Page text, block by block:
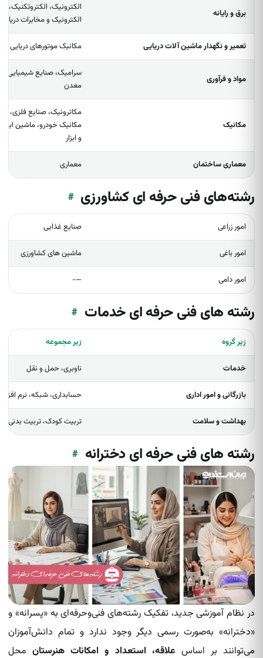
برق و رایانه
الکترونیک، الکتروتکنیک،
الکترونیک و مخابرات
تعمیر و نگهدار ماشین آلات دریایی مکانیک موتورهای دریایی
مواد و فرآوری
سرامیک، صنایع شیمیایی،
معدن
مکانیک
مکاترونیک، صنایع فلزی،
مکانیک خودرو، ماشین
و ابزار
معماری ساختمان معماری
رشته‌های فنی حرفه ای کشاورزی #
امور زراعی صنایع غذایی
امور باغی ماشین های کشاورزی
امور دامی —-
رشته های فنی حرفه ای خدمات #
زیر گروه زیر مجموعه
خدمات ناوبری، حمل و نقل
بازرگانی و امور اداری حسابداری، شبکه، نرم افزار
بهداشت و سلامت تربیت کودک،‌ تربیت بدنی،
رشته های فنی حرفه ای دخترانه #
در نظام آموزشی جدید، تفکیک رشته‌های فنی‌وحرفه‌ای به «پسرانه» و
«دخترانه» به‌صورت رسمی دیگر وجود ندارد و تمام دانش‌آموزان
می‌توانند بر اساس علاقه، استعداد و امکانات هنرستانمحل